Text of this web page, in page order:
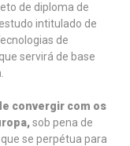
de diploma de
intitulado de
de
servirá de base
convergir com os
sob pena de
se perpétua para